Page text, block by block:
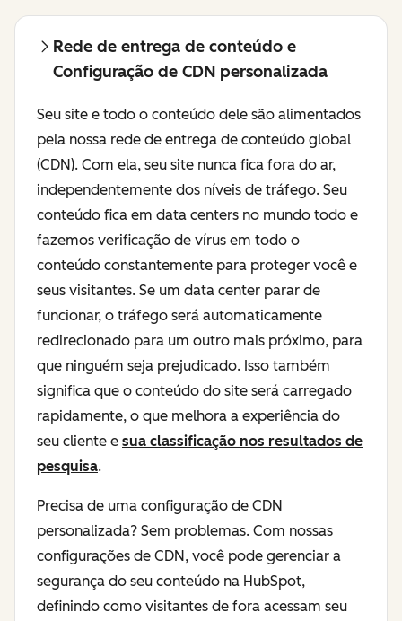
Rede de entrega de conteúdo e
Configuração de CDN personalizada
Seu site e todo o conteúdo dele são alimentados
pela nossa rede de entrega de conteúdo global
(CDN). Com ela, seu site nunca fica fora do ar,
independentemente dos níveis de tráfego. Seu
conteúdo fica em data centers no mundo todo e
fazemos verificação de vírus em todo o
conteúdo constantemente para proteger você e
seus visitantes. Se um data center parar de
funcionar, o tráfego será automaticamente
redirecionado para um outro mais próximo, para
que ninguém seja prejudicado. Isso também
significa que o conteúdo do site será carregado
rapidamente, o que melhora a experiência do
seu cliente e sua classificação nos resultados de
pesquisa.
Precisa de uma configuração de CDN
personalizada? Sem problemas. Com nossas
configurações de CDN, você pode gerenciar a
segurança do seu conteúdo na HubSpot,
definindo como visitantes de fora acessam seu